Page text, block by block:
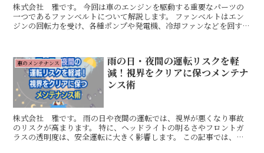
株式会社 雅です。 今回は車のエンジンを駆動する重要なパーツの
一つであるファンベルトについて解説します。 ファンベルトはエン
ジンの回転力を受け、各種ポンプや発電機、冷却ファンなどを回す役
車のメンテナンス
雨の日・夜間の運転リスクを軽
減！視界をクリアに保つメンテナ
ンス術
株式会社 雅です。 雨の日や夜間の運転では、視界が悪くなり事故
のリスクが高まります。 特に、ヘッドライトの明るさやフロントガ
ラスの透明度は、安全運転に大きく影響します。 この記事では、視